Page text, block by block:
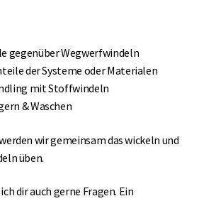
gegenüber Wegwerfwindeln
der Systeme oder Materialen
mit Stoffwindeln
& Waschen
wir gemeinsam das wickeln und
üben.
dir auch gerne Fragen. Ein